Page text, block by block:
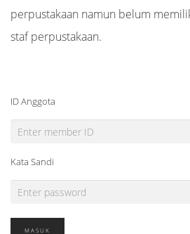
perpustakaan namun belum
staf perpustakaan.
ID Anggota
Kata Sandi